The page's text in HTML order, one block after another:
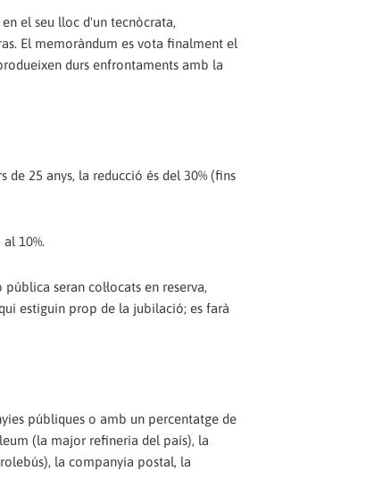
el seu lloc d'un tecnòcrata,
El memoràndum es vota finalment el
durs enfrontaments amb la
de 25 anys, la reducció és del 30% (fins
10%.
seran col·locats en reserva,
estiguin prop de la jubilació; es farà
públiques o amb un percentatge de
(la major refineria del país), la
la companyia postal, la